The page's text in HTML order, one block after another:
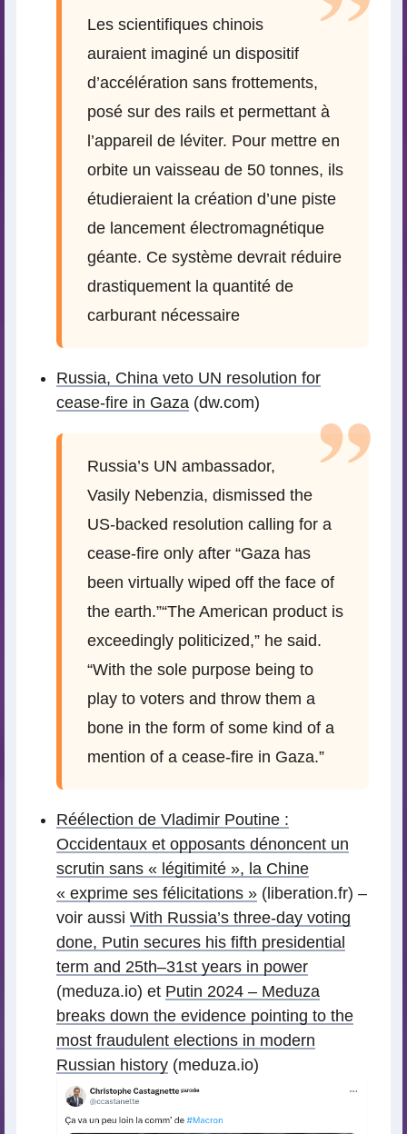
Les scientifiques chinois
auraient imaginé un dispositif
d’accélération sans frottements,
posé sur des rails et permettant à
l’appareil de léviter. Pour mettre en
orbite un vaisseau de 50 tonnes, ils
étudieraient la création d’une piste
de lancement électromagnétique
géante. Ce système devrait réduire
drastiquement la quantité de
carburant nécessaire
Russia, China veto UN resolution for
cease-fire in Gaza (dw.com)
Russia’s UN ambassador,
Vasily Nebenzia, dismissed the
US-backed resolution calling for a
cease-fire only after “Gaza has
been virtually wiped off the face of
the earth.”“The American product is
exceedingly politicized,” he said.
“With the sole purpose being to
play to voters and throw them a
bone in the form of some kind of a
mention of a cease-fire in Gaza.”
Réélection de Vladimir Poutine :
Occidentaux et opposants dénoncent un
scrutin sans « légitimité », la Chine
« exprime ses félicitations » (liberation.fr) –
voir aussi With Russia’s three-day voting
done, Putin secures his fifth presidential
term and 25th–31st years in power
(meduza.io) et Putin 2024 – Meduza
breaks down the evidence pointing to the
most fraudulent elections in modern
Russian history (meduza.io)